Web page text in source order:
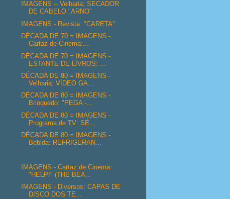
IMAGENS -- Velharia: SECADOR
DE CABELO "ARNO"
IMAGENS - Revista: "CARETA"
DÉCADA DE 70 = IMAGENS -
Cartaz de Cinema:...
DÉCADA DE 70 = IMAGENS -
ESTANTE DE LIVROS: ...
DÉCADA DE 80 = IMAGENS -
Velharia: VÍDEO GA...
DÉCADA DE 80 = IMAGENS -
Brinquedo: "PEGA -...
DÉCADA DE 80 = IMAGENS -
Programa de TV: SÉ...
DÉCADA DE 80 = IMAGENS -
Bebida: REFRIGERAN...
IMAGENS - Cartaz de Cinema:
"HELP!" (THE BEA...
IMAGENS - Diversos: CAPAS DE
DISCO DOS TE...